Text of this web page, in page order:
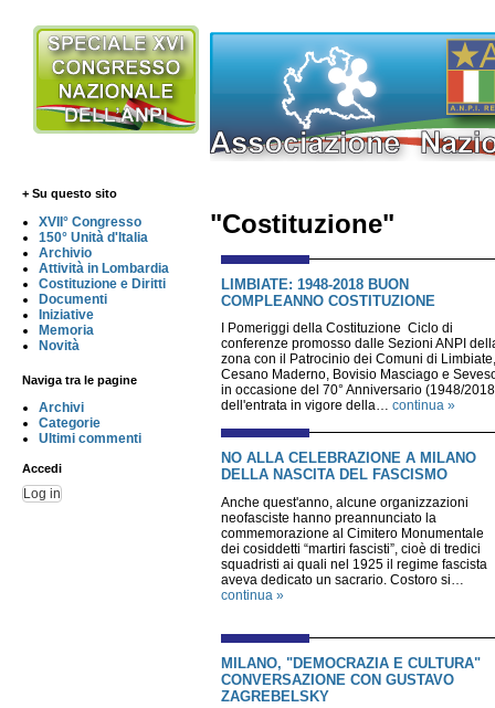
+ Su questo sito
XVII° Congresso
150° Unità d'Italia
Archivio
Attività in Lombardia
Costituzione e Diritti
Documenti
Iniziative
Memoria
Novità
Naviga tra le pagine
Archivi
Categorie
Ultimi commenti
Accedi
Log in
"Costituzione"
LIMBIATE: 1948-2018 BUON
COMPLEANNO COSTITUZIONE
I Pomeriggi della Costituzione Ciclo di
conferenze promosso dalle Sezioni ANPI
zona con il Patrocinio dei Comuni di Limbiate,
Cesano Maderno, Bovisio Masciago e
in occasione del 70° Anniversario (1948/
dell'entrata in vigore della… continua »
NO ALLA CELEBRAZIONE A MILANO
DELLA NASCITA DEL FASCISMO
Anche quest'anno, alcune organizzazioni
neofasciste hanno preannunciato la
commemorazione al Cimitero Monumentale
dei cosiddetti “martiri fascisti”, cioè di tredici
squadristi ai quali nel 1925 il regime fascista
aveva dedicato un sacrario. Costoro si…
continua »
MILANO, "DEMOCRAZIA E CULTURA"
CONVERSAZIONE CON GUSTAVO
ZAGREBELSKY